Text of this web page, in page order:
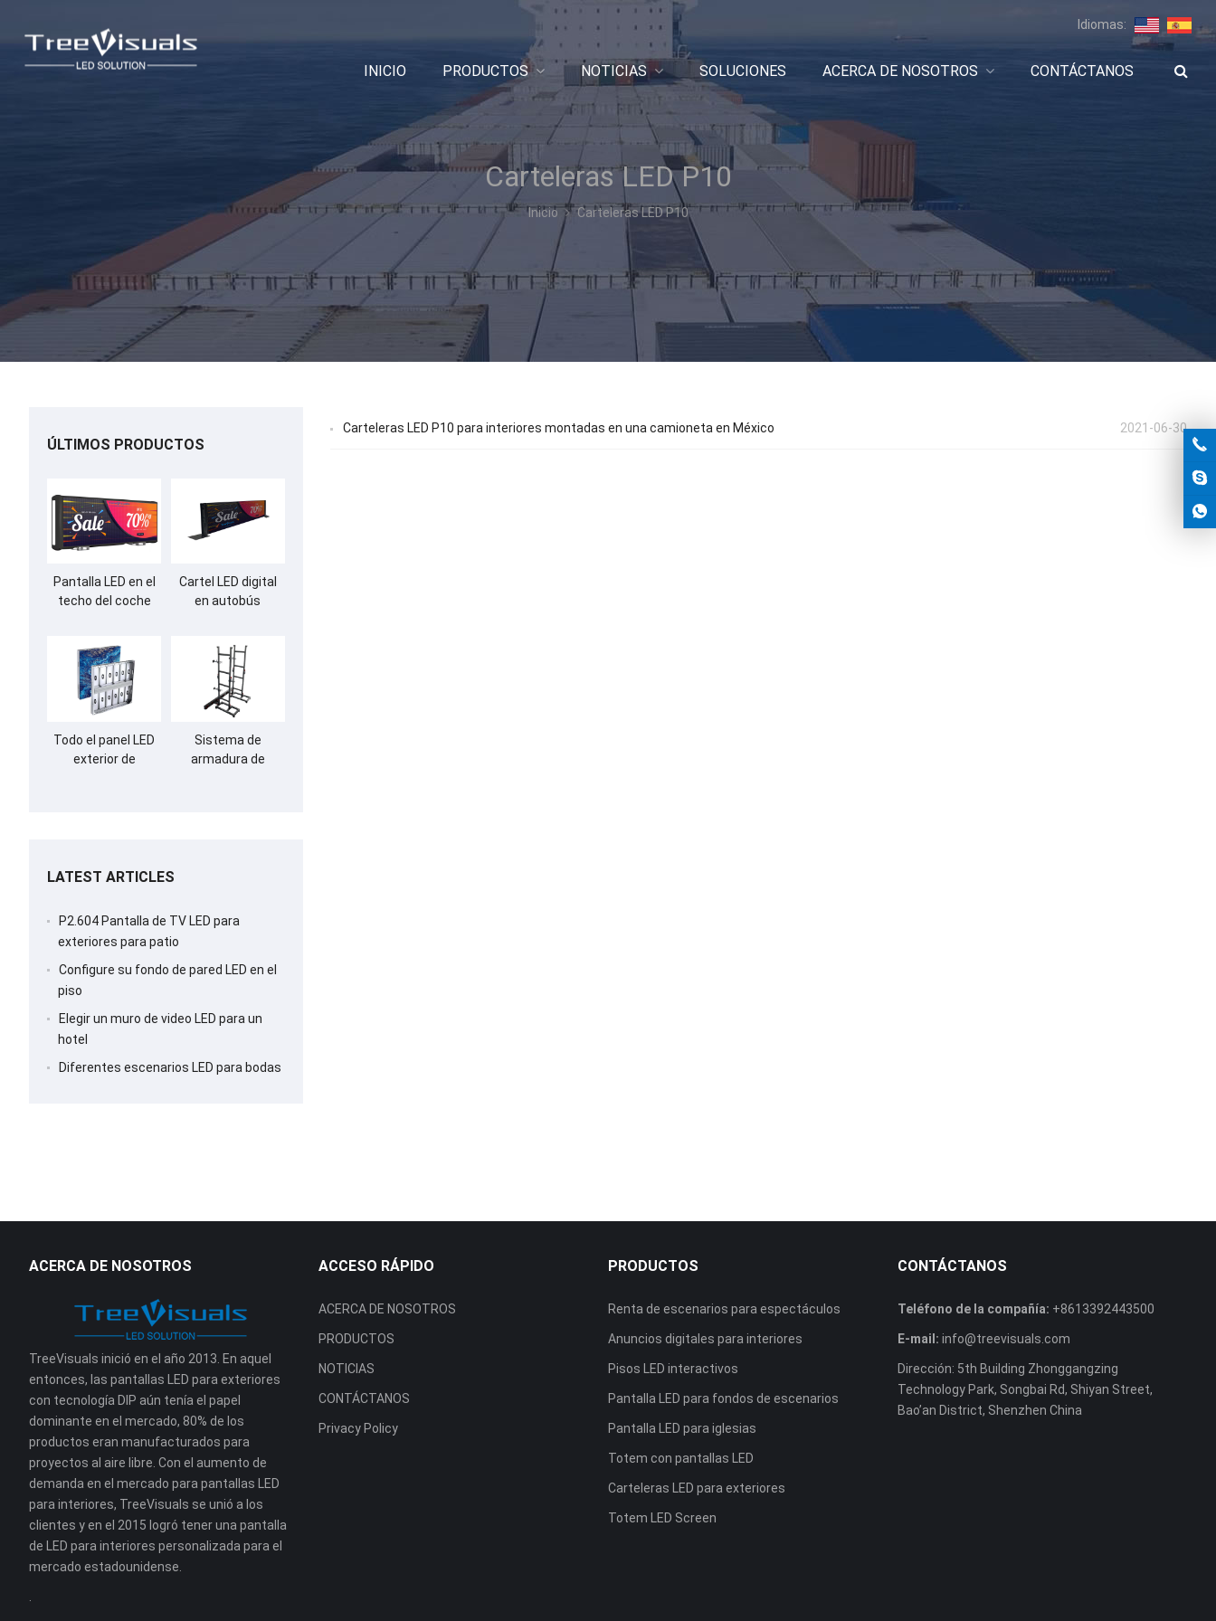
Idiomas:
INICIO PRODUCTOS NOTICIAS SOLUCIONES ACERCA DE NOSOTROS CONTÁCTANOS
Carteleras LED P10
Inicio Carteleras LED P10
2021-06-30
Carteleras LED P10 para interiores montadas en una camioneta en México
ÚLTIMOS PRODUCTOS
Pantalla LED en el
techo del coche
Cartel LED digital
en autobús
Todo el panel LED
exterior de
Sistema de
armadura de
LATEST ARTICLES
P2.604 Pantalla de TV LED para
exteriores para patio
Configure su fondo de pared LED en el
piso
Elegir un muro de video LED para un
hotel
Diferentes escenarios LED para bodas
ACERCA DE NOSOTROS
TreeVisuals inició en el año 2013. En aquel
entonces, las pantallas LED para exteriores
con tecnología DIP aún tenía el papel
dominante en el mercado, 80% de los
productos eran manufacturados para
proyectos al aire libre. Con el aumento de
demanda en el mercado para pantallas LED
para interiores, TreeVisuals se unió a los
clientes y en el 2015 logró tener una pantalla
de LED para interiores personalizada para el
mercado estadounidense.
ACCESO RÁPIDO
ACERCA DE NOSOTROS
PRODUCTOS
NOTICIAS
CONTÁCTANOS
Privacy Policy
PRODUCTOS
Renta de escenarios para espectáculos
Anuncios digitales para interiores
Pisos LED interactivos
Pantalla LED para fondos de escenarios
Pantalla LED para iglesias
Totem con pantallas LED
Carteleras LED para exteriores
Totem LED Screen
CONTÁCTANOS
Teléfono de la compañía: +8613392443500
E-mail: info@treevisuals.com
Dirección: 5th Building Zhonggangzing
Technology Park, Songbai Rd, Shiyan Street,
Bao’an District, Shenzhen China